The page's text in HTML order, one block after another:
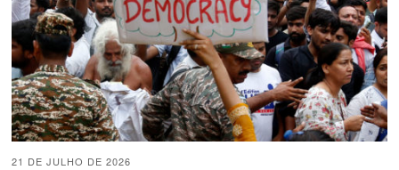
21 DE JULHO DE 2026